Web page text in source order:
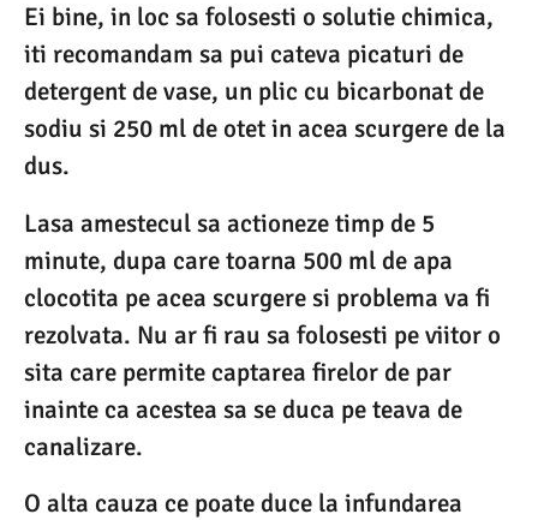
Ei bine, in loc sa folosesti o solutie chimica,
iti recomandam sa pui cateva picaturi de
detergent de vase, un plic cu bicarbonat de
sodiu si 250 ml de otet in acea scurgere de la
dus.
Lasa amestecul sa actioneze timp de 5
minute, dupa care toarna 500 ml de apa
clocotita pe acea scurgere si problema va fi
rezolvata. Nu ar fi rau sa folosesti pe viitor o
sita care permite captarea firelor de par
inainte ca acestea sa se duca pe teava de
canalizare.
O alta cauza ce poate duce la infundarea